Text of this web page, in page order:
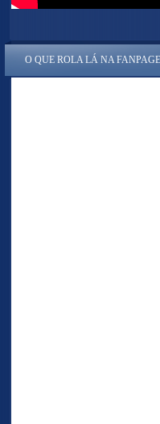
O QUE ROLA LÁ NA FANPAGE